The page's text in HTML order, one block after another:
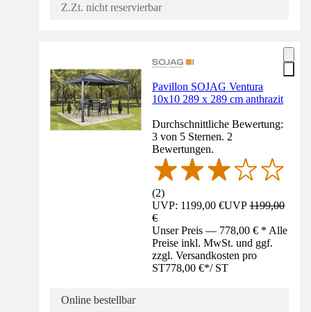
Z.Zt. nicht reservierbar
Pavillon SOJAG Ventura
10x10 289 x 289 cm anthrazit
Durchschnittliche Bewertung:
3 von 5 Sternen. 2
Bewertungen.
(2)
UVP: 1199,00 €UVP1199,00
€
Unser Preis — 778,00 € * Alle
Preise inkl. MwSt. und ggf.
zzgl. Versandkosten pro
ST778,00 €*/ ST
Online bestellbar